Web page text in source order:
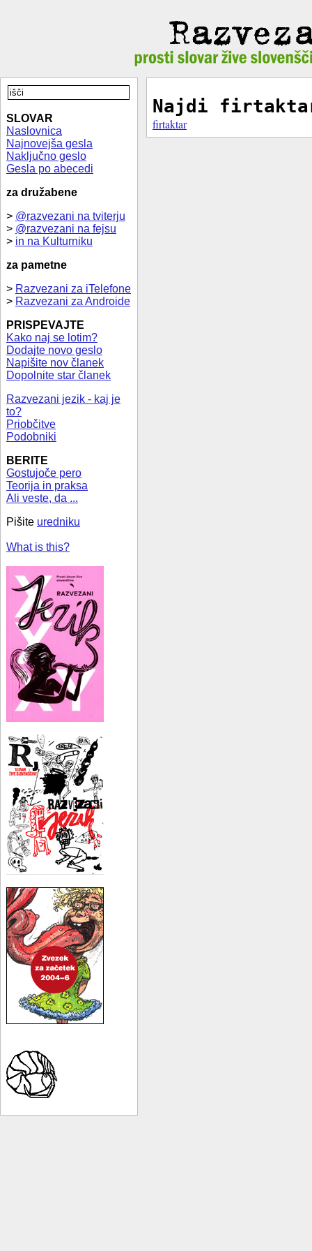
SLOVAR
Naslovnica
Najnovejša gesla
Naključno geslo
Gesla po abecedi
za družabene
> @razvezani na tviterju
> @razvezani na fejsu
> in na Kulturniku
za pametne
> Razvezani za iTelefone
> Razvezani za Androide
PRISPEVAJTE
Kako naj se lotim?
Dodajte novo geslo
Napišite nov članek
Dopolnite star članek
Razvezani jezik - kaj je
to?
Priobčitve
Podobniki
BERITE
Gostujoče pero
Teorija in praksa
Ali veste, da ...
Pišite uredniku
What is this?
Najdi
firtaktar